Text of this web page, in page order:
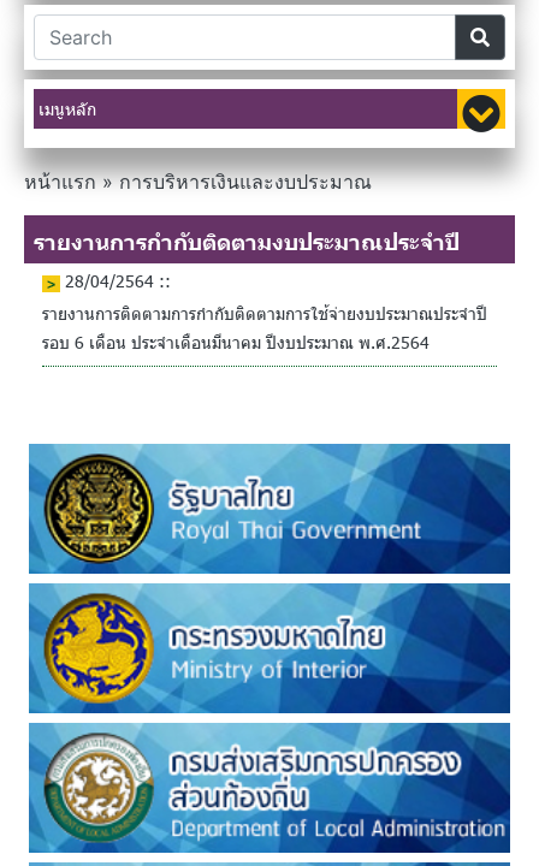
เมนูหลัก
หน้าแรก»การบริหารเงินและงบประมาณ
รายงานการกำกับติดตามงบประมาณประจำปี
28/04/2564 ::
รายงานการติดตามการกำกับติดตามการใช้จ่ายงบประมาณประจำปี
รอบ 6 เดือน ประจำเดือนมีนาคม ปีงบประมาณ พ.ศ.2564